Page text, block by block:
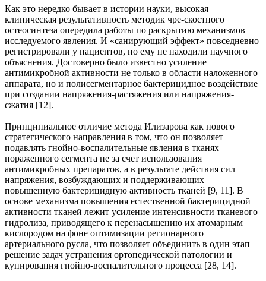
Как это нередко бывает в истории науки, высокая
клиническая результативность методик чре-скостного
остеосинтеза опередила работы по раскрытию механизмов
исследуемого явления. И «санирующий эффект» повседневно
регистрировали у пациентов, но ему не находили научного
объяснения. Достоверно было известно усиление
антимикробной активности не только в области наложенного
аппарата, но и полисегментарное бактерицидное воздействие
при создании напряжения-растяжения или напряжения-
сжатия [12].
Принципиальное отличие метода Илизарова как нового
стратегического направления в том, что он позволяет
подавлять гнойно-воспалительные явления в тканях
пораженного сегмента не за счет использования
антимикробных препаратов, а в результате действия сил
напряжения, возбуждающих и поддерживающих
повышенную бактерицидную активность тканей [9, 11]. В
основе механизма повышения естественной бактерицидной
активности тканей лежит усиление интенсивности тканевого
гидролиза, приводящего к перенасыщению их атомарным
кислородом на фоне оптимизации регионарного
артериального русла, что позволяет объединить в один этап
решение задач устранения ортопедической патологии и
купирования гнойно-воспалительного процесса [28, 14].